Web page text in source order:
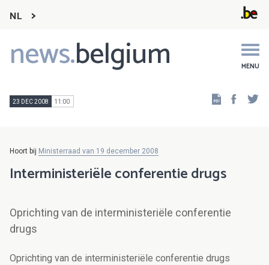
NL
news.belgium MENU
Main
navigation
23 DEC 2008 11:00
Hoort bij Ministerraad van 19 december 2008
Interministeriële conferentie drugs
Oprichting van de interministeriële conferentie
drugs
Oprichting van de interministeriële conferentie drugs